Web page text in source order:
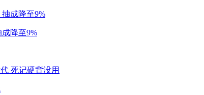
降至9%